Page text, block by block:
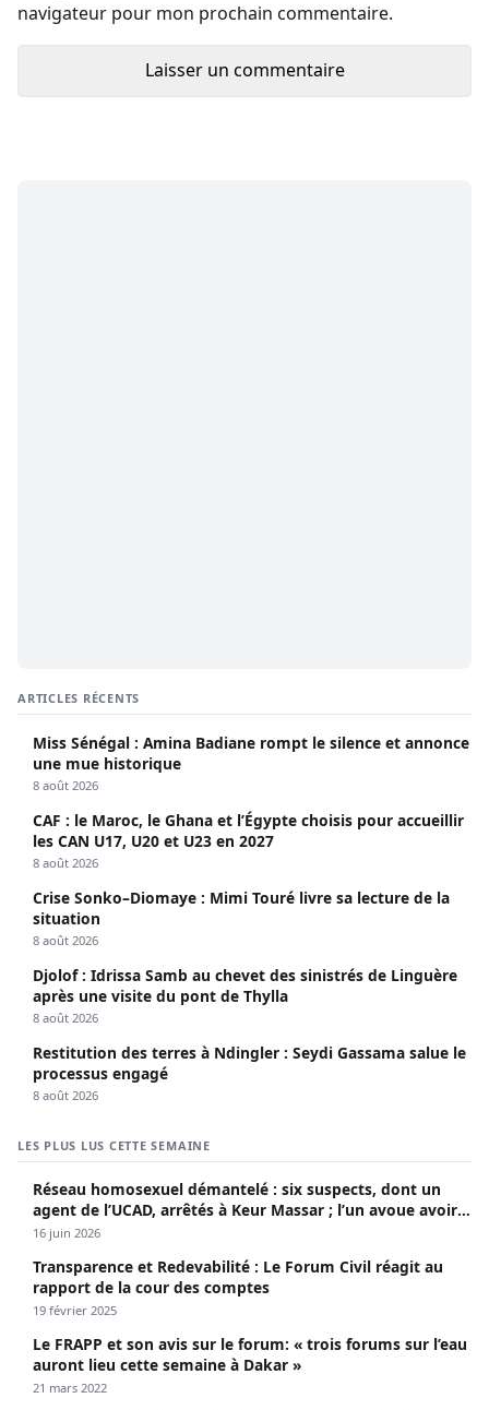
navigateur pour mon prochain commentaire.
ARTICLES RÉCENTS
Miss Sénégal : Amina Badiane rompt le silence et annonce
une mue historique
8 août 2026
CAF : le Maroc, le Ghana et l’Égypte choisis pour accueillir
les CAN U17, U20 et U23 en 2027
8 août 2026
Crise Sonko–Diomaye : Mimi Touré livre sa lecture de la
situation
8 août 2026
Djolof : Idrissa Samb au chevet des sinistrés de Linguère
après une visite du pont de Thylla
8 août 2026
Restitution des terres à Ndingler : Seydi Gassama salue le
processus engagé
8 août 2026
LES PLUS LUS CETTE SEMAINE
Réseau homosexuel démantelé : six suspects, dont un
agent de l’UCAD, arrêtés à Keur Massar ; l’un avoue avoir
propagé le VIH depuis 2018
16 juin 2026
Transparence et Redevabilité : Le Forum Civil réagit au
rapport de la cour des comptes
19 février 2025
Le FRAPP et son avis sur le forum: « trois forums sur l’eau
auront lieu cette semaine à Dakar »
21 mars 2022